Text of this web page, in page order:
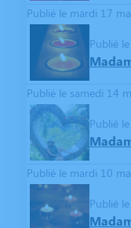
Publié le mardi 17
Publié
Publié le samedi 14
Publié
Publié le mardi 10
Publié